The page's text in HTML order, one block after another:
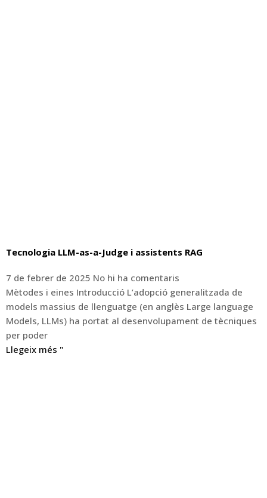
Tecnologia LLM-as-a-Judge i assistents RAG
7 de febrer de 2025 No hi ha comentaris
Mètodes i eines Introducció L’adopció generalitzada de
models massius de llenguatge (en anglès Large language
Models, LLMs) ha portat al desenvolupament de tècniques
per poder
Llegeix més "